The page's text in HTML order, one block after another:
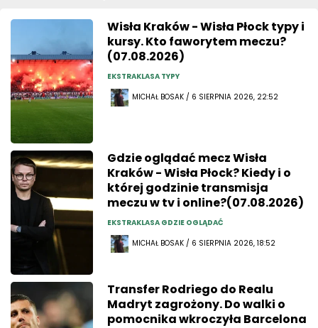
Wisła Kraków - Wisła Płock typy i
kursy. Kto faworytem meczu?
(07.08.2026)
EKSTRAKLASA TYPY
MICHAŁ BOSAK / 6 SIERPNIA 2026, 22:52
Gdzie oglądać mecz Wisła
Kraków - Wisła Płock? Kiedy i o
której godzinie transmisja
meczu w tv i online?(07.08.2026)
EKSTRAKLASA GDZIE OGLĄDAĆ
MICHAŁ BOSAK / 6 SIERPNIA 2026, 18:52
Transfer Rodriego do Realu
Madryt zagrożony. Do walki o
pomocnika wkroczyła Barcelona